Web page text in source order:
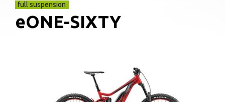
full suspension
eONE-SIXTY